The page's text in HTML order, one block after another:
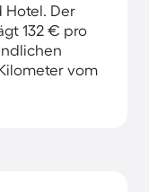
Hotel. Der
132 € pro
vom